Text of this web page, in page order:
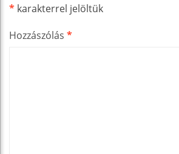
* karakterrel jelöltük
Hozzászólás *